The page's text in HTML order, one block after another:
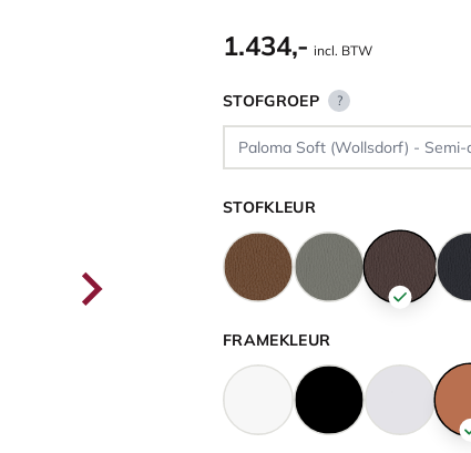
1.434,- incl. BTW
STOFGROEP ?
STOFKLEUR
FRAMEKLEUR